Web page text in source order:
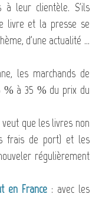
à leur clientèle. S'ils
livre et la presse se
d'une actualité …
les marchands de
% à 35 % du prix du
veut que les livres non
frais de port) et les
régulièrement
en France: avec les